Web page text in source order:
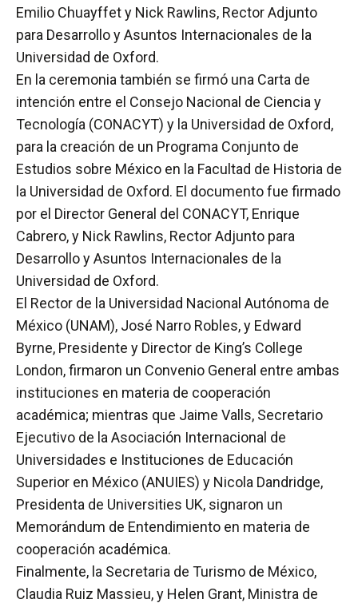
Emilio Chuayffet y Nick Rawlins, Rector Adjunto
para Desarrollo y Asuntos Internacionales de la
Universidad de Oxford.
En la ceremonia también se firmó una Carta de
intención entre el Consejo Nacional de Ciencia y
Tecnología (CONACYT) y la Universidad de Oxford,
para la creación de un Programa Conjunto de
Estudios sobre México en la Facultad de Historia de
la Universidad de Oxford. El documento fue firmado
por el Director General del CONACYT, Enrique
Cabrero, y Nick Rawlins, Rector Adjunto para
Desarrollo y Asuntos Internacionales de la
Universidad de Oxford.
El Rector de la Universidad Nacional Autónoma de
México (UNAM), José Narro Robles, y Edward
Byrne, Presidente y Director de King’s College
London, firmaron un Convenio General entre ambas
instituciones en materia de cooperación
académica; mientras que Jaime Valls, Secretario
Ejecutivo de la Asociación Internacional de
Universidades e Instituciones de Educación
Superior en México (ANUIES) y Nicola Dandridge,
Presidenta de Universities UK, signaron un
Memorándum de Entendimiento en materia de
cooperación académica.
Finalmente, la Secretaria de Turismo de México,
Claudia Ruiz Massieu, y Helen Grant, Ministra de